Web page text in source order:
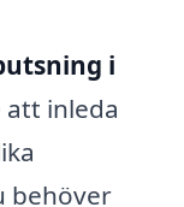
i
att inleda
behöver